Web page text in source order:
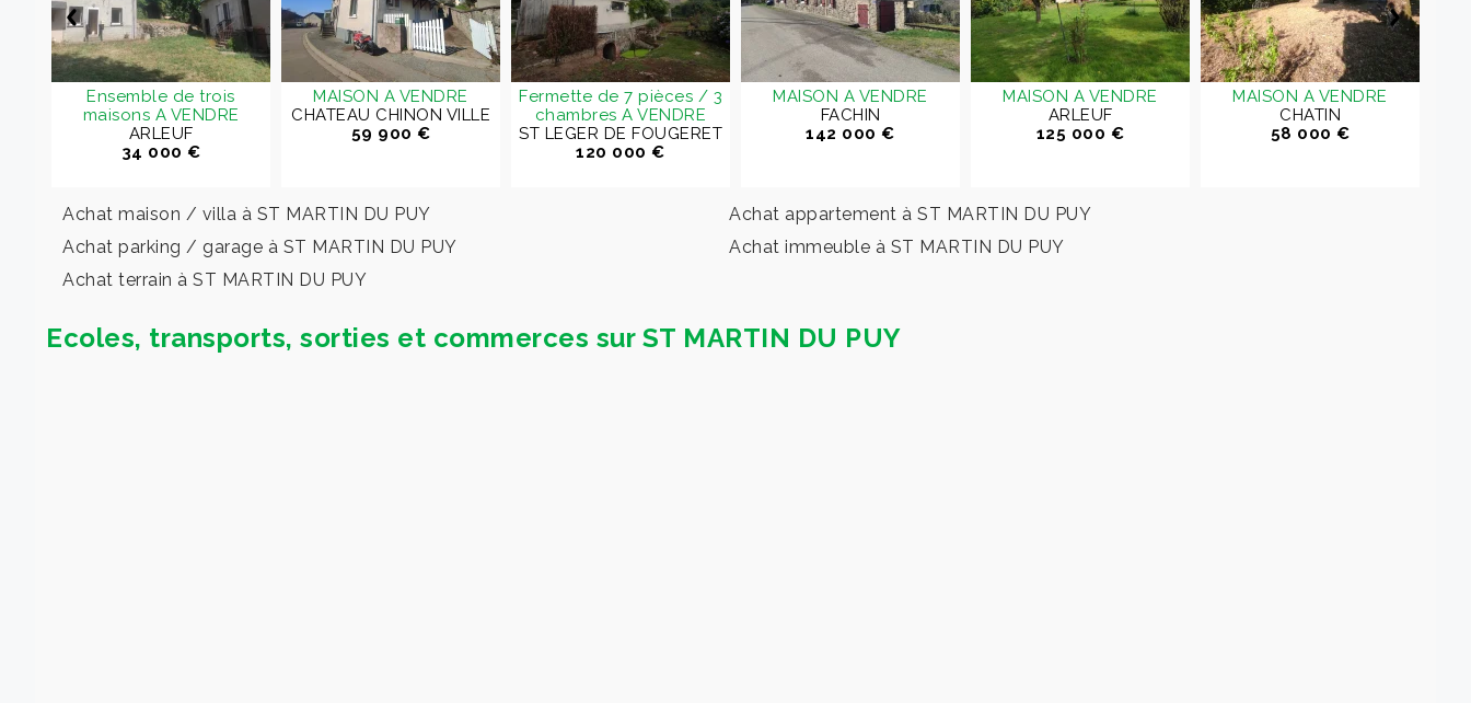
Ensemble de trois
maisons A VENDRE
ARLEUF
34 000 €
MAISON A VENDRE
CHATEAU CHINON VILLE
59 900 €
Fermette de 7 pièces / 3
chambres A VENDRE
ST LEGER DE FOUGERET
120 000 €
MAISON A VENDRE
FACHIN
142 000 €
MAISON A VENDRE
ARLEUF
125 000 €
MAISON A VENDRE
CHATIN
58 000 €
Achat maison / villa à ST MARTIN DU PUY
Achat appartement à ST MARTIN DU PUY
Achat parking / garage à ST MARTIN DU PUY
Achat immeuble à ST MARTIN DU PUY
Achat terrain à ST MARTIN DU PUY
Ecoles, transports, sorties et commerces sur ST MARTIN DU PUY